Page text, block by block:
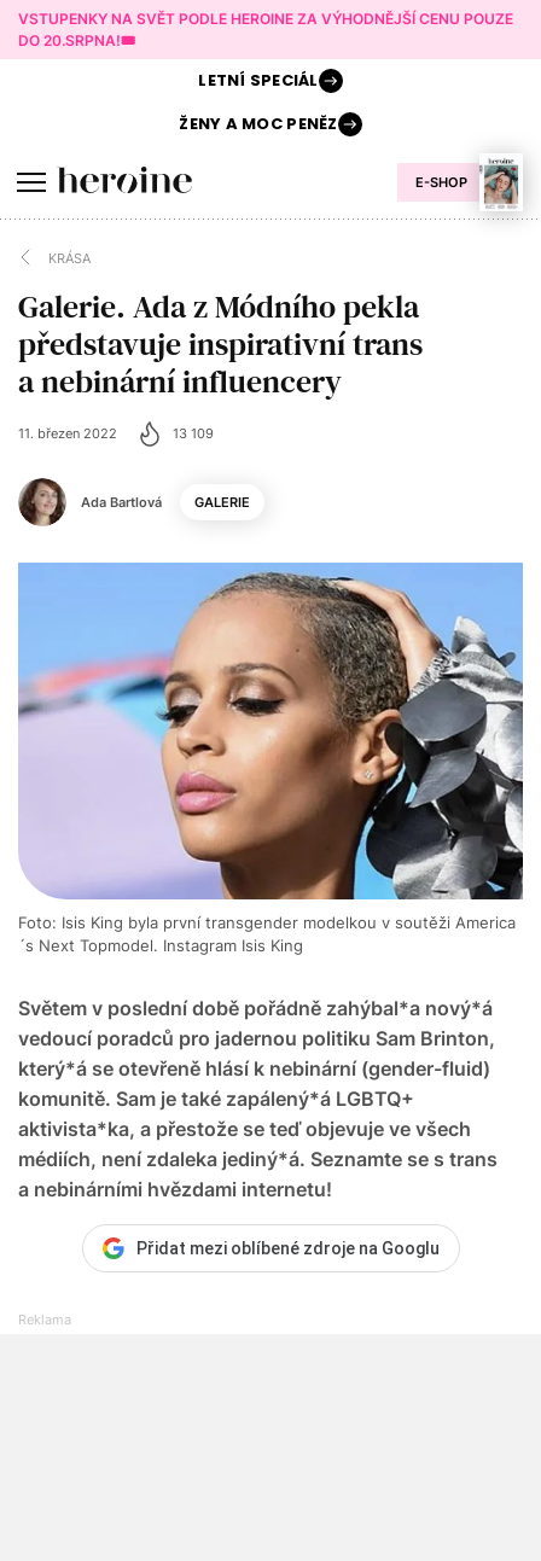
VSTUPENKY NA SVĚT PODLE HEROINE ZA VÝHODNĚJŠÍ CENU POUZE
DO 20.SRPNA!🎟️
E-SHOP
LETNÍ SPECIÁL
ŽENY AMOC PENĚZ
KRÁSA
Galerie. Ada z Módního pekla
představuje inspirativní trans
a nebinární influencery
Ada Bartlová
11. březen 2022 13 109
GALERIE
Světem v poslední době pořádně zahýbal*a nový*á
vedoucí poradců pro jadernou politiku Sam Brinton,
který*á se otevřeně hlásí k nebinární (gender-fluid)
komunitě. Sam je také zapálený*á LGBTQ+
aktivista*ka, a přestože se teď objevuje ve všech
médiích, není zdaleka jediný*á. Seznamte se s trans
a nebinárními hvězdami internetu!
Foto: Isis King byla první transgender modelkou v soutěži America
´s Next Topmodel. Instagram Isis King
Přidat mezi oblíbené zdroje na Googlu